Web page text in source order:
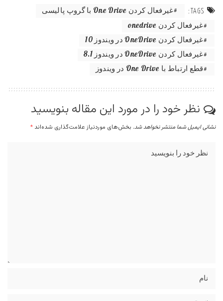
TAGS:
غیرفعال کردن One Drive با گروپ پالیسی
غیرفعال کردن onedrive
غیرفعال کردن OneDrive در ویندوز 10
غیرفعال کردن OneDrive در ویندوز 8.1
قطع ارتباط با One Drive در ویندوز
نظر خود را در مورد این مقاله بنویسید
نشانی ایمیل شما منتشر نخواهد شد. بخش‌های موردنیاز علامت‌گذاری شده‌اند *